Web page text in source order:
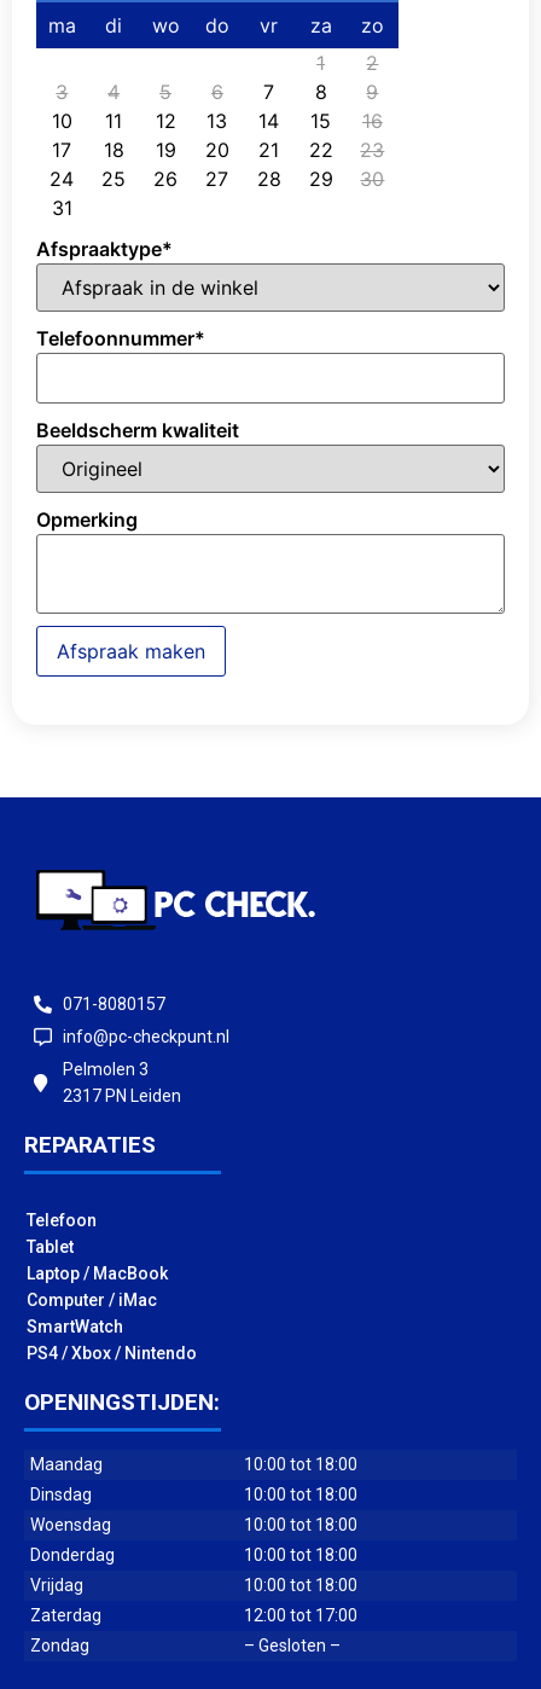
ma di wo do vr za
zo
1
2
3
4 5 6 7 8
9
10
11 12 13 14 15
16
17
18 19 20 21 22
23
24
25 26 27 28 29
30
31
Afspraaktype*
Telefoonnummer*
Beeldscherm kwaliteit
Opmerking
Afspraak maken
071-8080157
info@pc-checkpunt.nl
Pelmolen 3
2317 PN Leiden
REPARATIES
Telefoon
Tablet
Laptop / MacBook
Computer / iMac
SmartWatch
PS4 / Xbox / Nintendo
OPENINGSTIJDEN:
Maandag
10:00 tot 18:00
Dinsdag
10:00 tot 18:00
Woensdag
10:00 tot 18:00
Donderdag
10:00 tot 18:00
Vrijdag
10:00 tot 18:00
Zaterdag
12:00 tot 17:00
Zondag
– Gesloten –